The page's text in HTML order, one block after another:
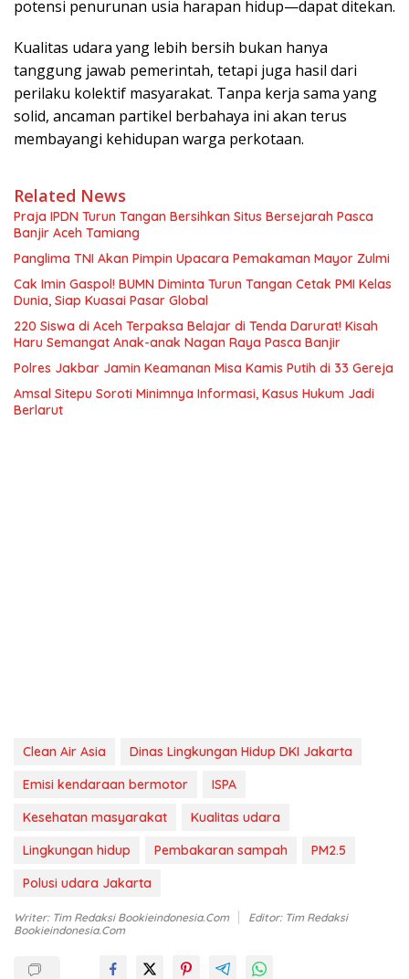
potensi penurunan usia harapan hidup—dapat ditekan.
Kualitas udara yang lebih bersih bukan hanya
tanggung jawab pemerintah, tetapi juga hasil dari
perilaku kolektif masyarakat. Tanpa kerja sama yang
solid, ancaman partikel berbahaya ini akan terus
membayangi kehidupan warga perkotaan.
Related News
Praja IPDN Turun Tangan Bersihkan Situs Bersejarah Pasca
Banjir Aceh Tamiang
Panglima TNI Akan Pimpin Upacara Pemakaman Mayor Zulmi
Cak Imin Gaspol! BUMN Diminta Turun Tangan Cetak PMI Kelas
Dunia, Siap Kuasai Pasar Global
220 Siswa di Aceh Terpaksa Belajar di Tenda Darurat! Kisah
Haru Semangat Anak-anak Nagan Raya Pasca Banjir
Polres Jakbar Jamin Keamanan Misa Kamis Putih di 33 Gereja
Amsal Sitepu Soroti Minimnya Informasi, Kasus Hukum Jadi
Berlarut
Clean Air Asia
Dinas Lingkungan Hidup DKI Jakarta
Emisi kendaraan bermotor
ISPA
Kesehatan masyarakat
Kualitas udara
Lingkungan hidup
Pembakaran sampah
PM2.5
Polusi udara Jakarta
Writer: Tim Redaksi Bookieindonesia.com
Editor: Tim Redaksi
Bookieindonesia.com